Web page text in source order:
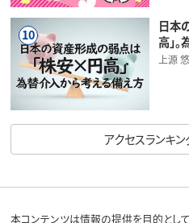
10
日本
高」
上源
アクセスランキ
本コンテンツは情報の提供を目的とし